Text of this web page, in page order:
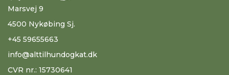
Marsvej 9
4500 Nykøbing Sj.
+45 59655663
info@alttilhundogkat.dk
CVR nr.: 15730641